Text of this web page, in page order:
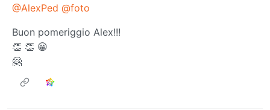
@AlexPed @foto
Buon pomeriggio Alex!!!
👏 👏 😀
🤗